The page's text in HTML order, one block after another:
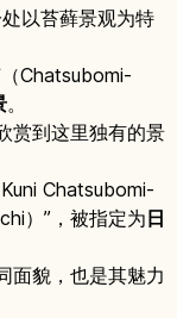
以苔藓景观为特
Chatsubomi-
。
赏到这里独有的景
Chatsubomi-
）”，被指定为日
面貌，也是其魅力